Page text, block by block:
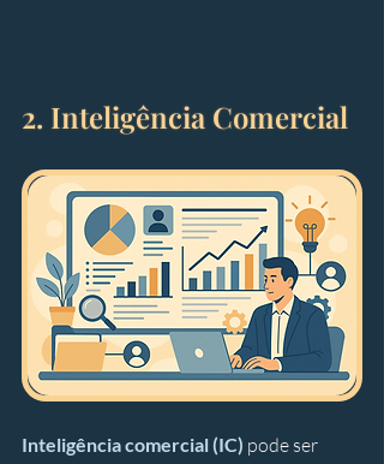
2. Inteligência Comercial
Inteligência comercial (IC) pode ser